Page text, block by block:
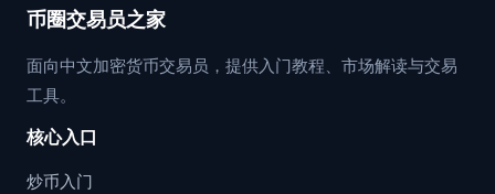
币圈交易员之家
面向中文加密货币交易员，提供入门教程、市场解读与交易
工具。
核心入口
炒币入门